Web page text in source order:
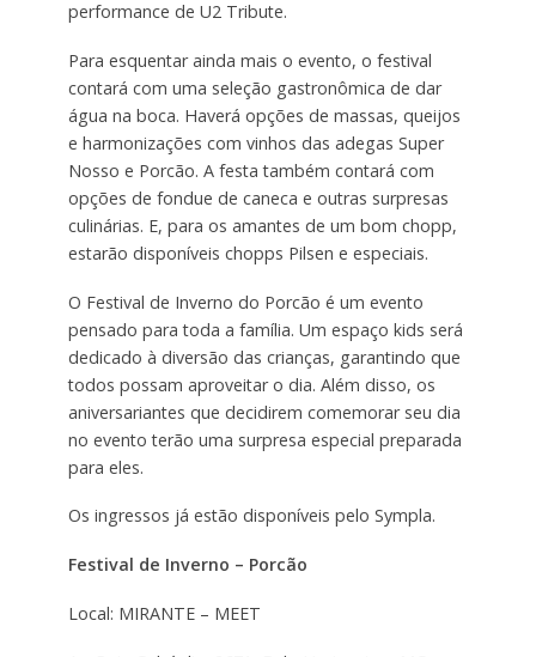
performance de U2 Tribute.
Para esquentar ainda mais o evento, o festival
contará com uma seleção gastronômica de dar
água na boca. Haverá opções de massas, queijos
e harmonizações com vinhos das adegas Super
Nosso e Porcão. A festa também contará com
opções de fondue de caneca e outras surpresas
culinárias. E, para os amantes de um bom chopp,
estarão disponíveis chopps Pilsen e especiais.
O Festival de Inverno do Porcão é um evento
pensado para toda a família. Um espaço kids será
dedicado à diversão das crianças, garantindo que
todos possam aproveitar o dia. Além disso, os
aniversariantes que decidirem comemorar seu dia
no evento terão uma surpresa especial preparada
para eles.
Os ingressos já estão disponíveis pelo Sympla.
Festival de Inverno – Porcão
Local: MIRANTE – MEET